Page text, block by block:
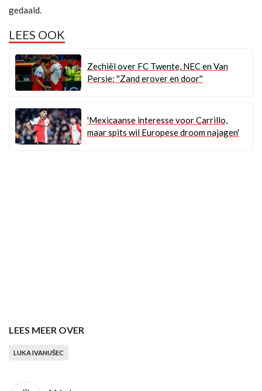
gedaald.
LEES OOK
Zechiël over FC Twente, NEC en Van
Persie: ''Zand erover en door''
'Mexicaanse interesse voor Carrillo,
maar spits wil Europese droom najagen'
LEES MEER OVER
LUKA IVANUŠEC